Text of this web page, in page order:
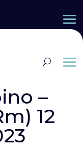
–
12